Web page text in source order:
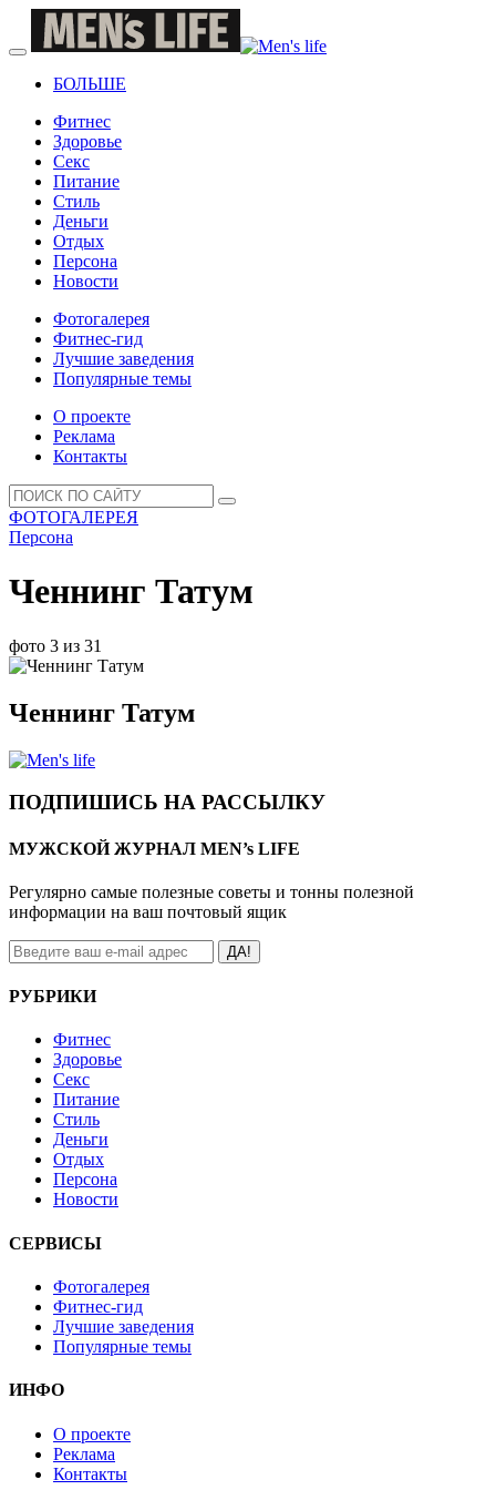
БОЛЬШЕ
Фитнес
Здоровье
Секс
Питание
Стиль
Деньги
Отдых
Персона
Новости
Фотогалерея
Фитнес-гид
Лучшие заведения
Популярные темы
О проекте
Реклама
Контакты
ФОТОГАЛЕРЕЯ
Персона
Ченнинг Татум
фото 3 из 31
Ченнинг Татум
ПОДПИШИСЬ НА РАССЫЛКУ
МУЖСКОЙ ЖУРНАЛ MEN’s LIFE
Регулярно самые полезные советы и тонны полезной
информации на ваш почтовый ящик
ДА!
РУБРИКИ
Фитнес
Здоровье
Секс
Питание
Стиль
Деньги
Отдых
Персона
Новости
СЕРВИСЫ
Фотогалерея
Фитнес-гид
Лучшие заведения
Популярные темы
ИНФО
О проекте
Реклама
Контакты